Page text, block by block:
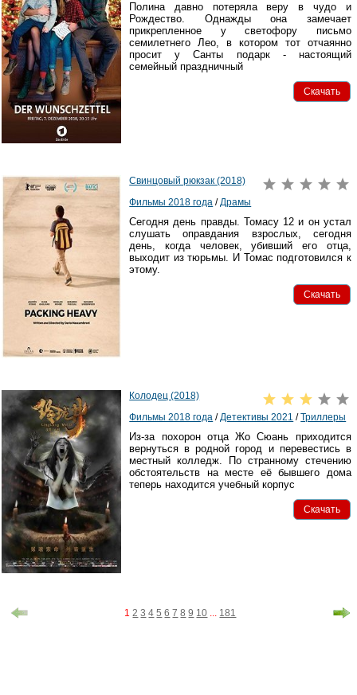
Полина давно потеряла веру в чудо и
Рождество. Однажды она замечает
прикрепленное у светофору письмо
семилетнего Лео, в котором тот отчаянно
просит у Санты подарк - настоящий
семейный праздничный
Скачать
Свинцовый рюкзак (2018)
Фильмы 2018 года /Драмы
Сегодня день правды. Томасу 12 и он устал
слушать оправдания взрослых, сегодня
день, когда человек, убивший его отца,
выходит из тюрьмы. И Томас подготовился к
этому.
Скачать
Колодец (2018)
Фильмы 2018 года /Детективы 2021 /Триллеры
Из-за похорон отца Жо Сюань приходится
вернуться в родной город и перевестись в
местный колледж. По странному стечению
обстоятельств на месте её бывшего дома
теперь находится учебный корпус
Скачать
1 2 3 4 5 6 7 8 9 10 ... 181